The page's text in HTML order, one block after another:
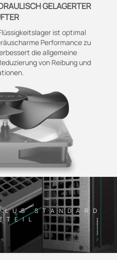
GELAGERTER
ist optimal
Performance zu
die allgemeine
von Reibung und
STANDARD